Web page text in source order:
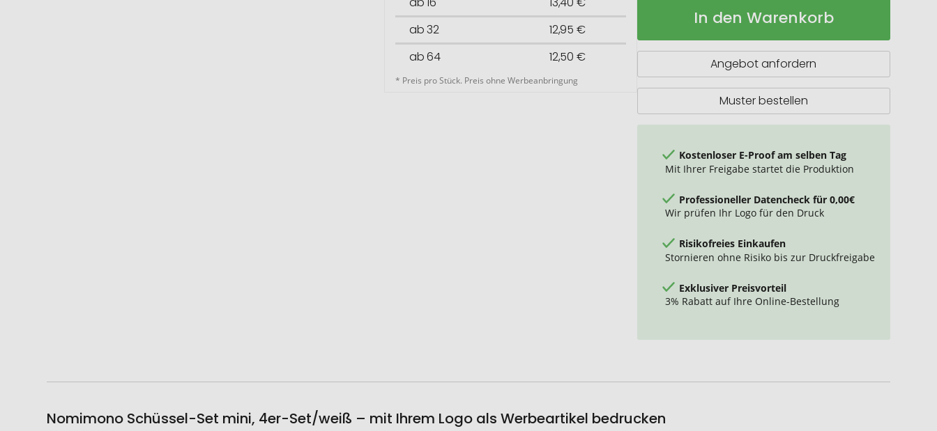
ab 32
12,95 €
ab 64
12,50 €
* Preis pro Stück. Preis ohne Werbeanbringung
mini,
In den Warenkorb
Angebot anfordern
Muster bestellen
Kostenloser E-Proof am selben Tag
Mit Ihrer Freigabe startet die Produktion
Professioneller Datencheck für 0,00€
Wir prüfen Ihr Logo für den Druck
Risikofreies Einkaufen
Stornieren ohne Risiko bis zur Druckfreigabe
Exklusiver Preisvorteil
3% Rabatt auf Ihre Online-Bestellung
Nomimono Schüssel-Set mini, 4er-Set/weiß – mit Ihrem Logo als Werbeartikel bedrucken